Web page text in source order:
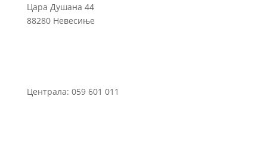
Цара Душана 44
88280 Невесиње
Централа: 059 601 011